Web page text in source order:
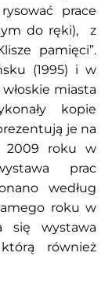
prace
do ręki), z
pamięci”.
(1995) i w
miasta
kopie
je na
2009 roku w
prac
według
roku w
się wystawa
również